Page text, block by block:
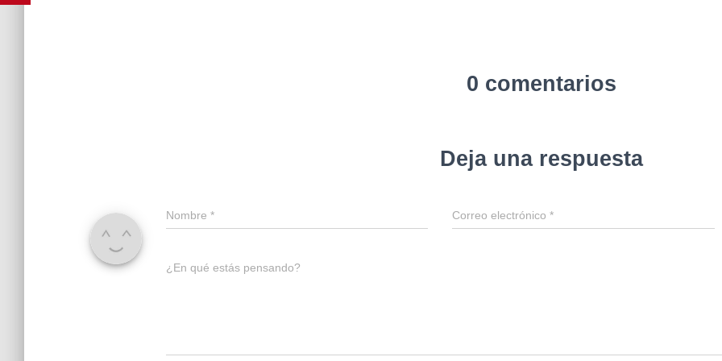
0 comentarios
Deja una respuesta
Nombre * Correo electrónico*
¿En qué estás pensando?